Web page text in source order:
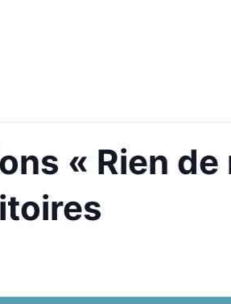
« Rien